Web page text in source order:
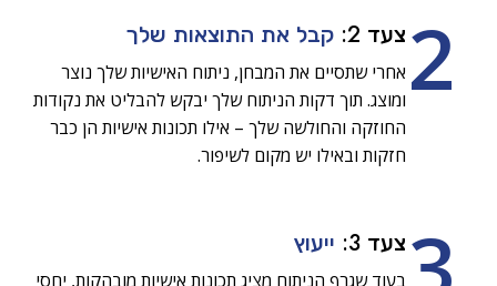
2 צעד 2: קבל את התוצאות שלך
אחרי שתסיים את המבחן, ניתוח האישיות שלך נוצר
ומוצג. תוך דקות הניתוח שלך יבקש להבליט את נקודות
החוזקה והחולשה שלך – אילו תכונות אישיות הן כבר
חזקות ובאילו יש מקום לשיפור.
צעד 3: ייעוץ
בעוד שגרף הניתוח מציג תכונות אישיות מובהקות, יחסי